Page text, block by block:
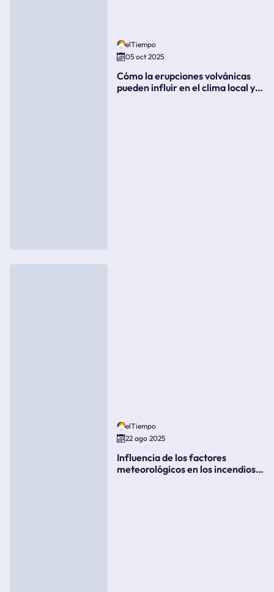
elTiempo
05 oct 2025
Cómo la erupciones volvánicas
pueden influir en el clima local y
elTiempo
22 ago 2025
Influencia de los factores
meteorológicos en los incendios